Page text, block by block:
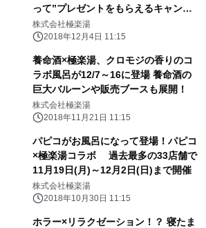
って”プレゼントをもらえるキャンペ
ーン等、 各店舗で冬至風習を楽しめる
サービスも実施
株式会社極楽湯
2018年12月4日 11:15
養命酒×極楽湯、クロモジの香りのコ
ラボ風呂が12/7～16に登場 養命酒の
巨大バルーンや販売ブースも展開！
株式会社極楽湯
2018年11月21日 11:15
パピコがお風呂になって登場！パピコ
×極楽湯コラボ 過去最多の33店舗で
11月19日(月)～12月2日(日)まで開催
株式会社極楽湯
2018年10月30日 11:15
ホラー×リラクゼーション！？ 寝たま